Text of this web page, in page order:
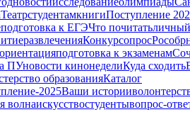
ТеатрстудентамкнигиПоступление
подготовка к ЕГЭЧто почитатьличный
развлеченияКонкурсопрос
подготовка к экзаменам
ПУновости кинонеделиКуда сходить
образованияКаталог
2025Ваши истории
волнаискусствостудентывопрос-